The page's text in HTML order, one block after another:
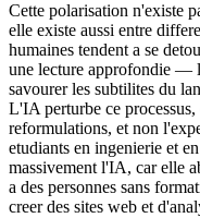
Cette polarisation n'existe
elle existe aussi entre
humaines tendent a se
une lecture approfondie —
savourer les subtilites du
L'IA perturbe ce
reformulations, et non
etudiants en ingenierie et
massivement l'IA, car elle
a des personnes sans
creer des sites web et